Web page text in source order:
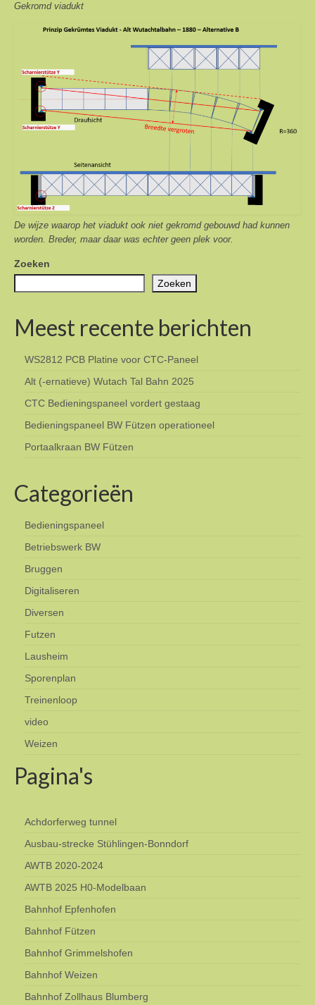
Gekromd viadukt
De wijze waarop het viadukt ook niet gekromd gebouwd had kunnen
worden. Breder, maar daar was echter geen plek voor.
Zoeken
Zoeken
Meest recente berichten
WS2812 PCB Platine voor CTC-Paneel
Alt (-ernatieve) Wutach Tal Bahn 2025
CTC Bedieningspaneel vordert gestaag
Bedieningspaneel BW Fützen operationeel
Portaalkraan BW Fützen
Categorieën
Bedieningspaneel
Betriebswerk BW
Bruggen
Digitaliseren
Diversen
Futzen
Lausheim
Sporenplan
Treinenloop
video
Weizen
Pagina's
Achdorferweg tunnel
Ausbau-strecke Stühlingen-Bonndorf
AWTB 2020-2024
AWTB 2025 H0-Modelbaan
Bahnhof Epfenhofen
Bahnhof Fützen
Bahnhof Grimmelshofen
Bahnhof Weizen
Bahnhof Zollhaus Blumberg